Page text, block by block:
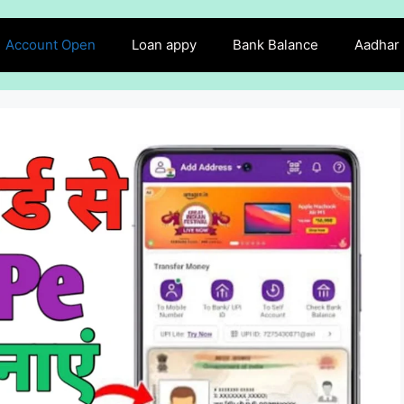
Account Open Loan appy Bank Balance Aadhar